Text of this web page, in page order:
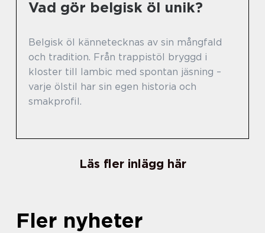
Vad gör belgisk öl unik?
Belgisk öl kännetecknas av sin mångfald
och tradition. Från trappistöl bryggd i
kloster till lambic med spontan jäsning –
varje ölstil har sin egen historia och
smakprofil.
Läs fler inlägg här
Fler nyheter